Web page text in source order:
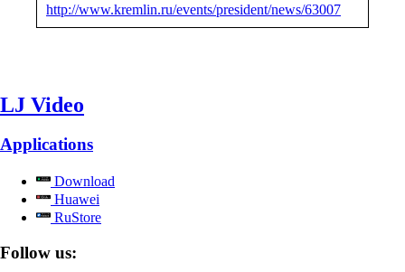
http://www.kremlin.ru/events/president/news/63007
LJ Video
Applications
Download
Huawei
RuStore
Follow us: